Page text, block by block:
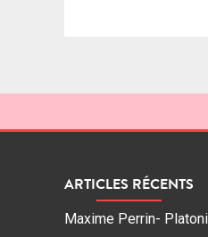
ARTICLES RÉCENTS
Maxime Perrin-